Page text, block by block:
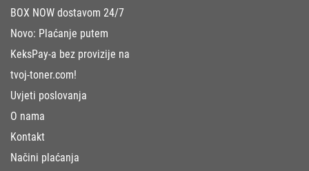
BOX NOW dostavom 24/7
Novo: Plaćanje putem
KeksPay-a bez provizije na
tvoj-toner.com!
Uvjeti poslovanja
O nama
Kontakt
Načini plaćanja